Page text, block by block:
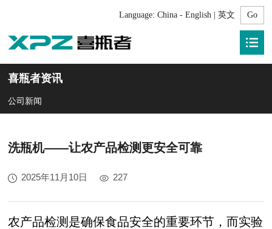
Language: China - English | 英文
喜瓶者资讯
公司新闻
洗瓶机——让农产品检测更安全可靠
2025年11月10日 227
农产品检测是确保食品安全的重要环节，而实验